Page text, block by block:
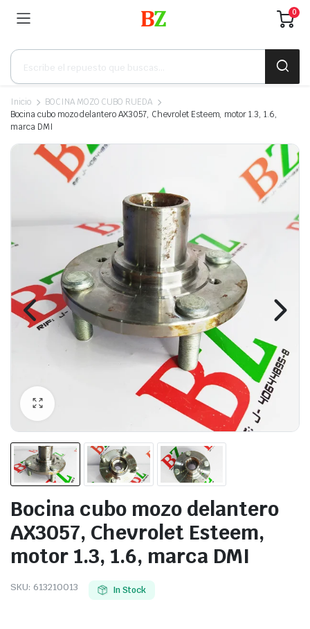
0
Búsqueda
productos
Inicio
BOCINA MOZO CUBO RUEDA
Bocina cubo mozo delantero AX3057, Chevrolet Esteem, motor 1.3, 1.6,
marca DMI
Bocina cubo mozo delantero
AX3057, Chevrolet Esteem,
motor 1.3, 1.6, marca DMI
SKU: 613210013 In Stock